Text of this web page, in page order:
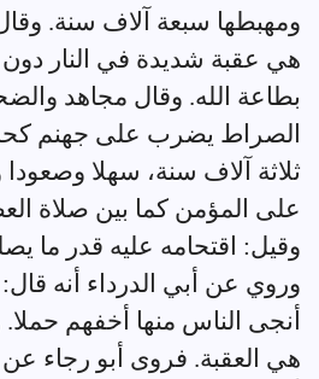
ومهبطها سبعة آلاف سنة.
هي عقبة شديدة في النار دون
بطاعة الله. وقال مجاهد
الصراط يضرب على جهنم
ثلاثة آلاف سنة، سهلا وصعودا
على المؤمن كما بين صلاة
وقيل: اقتحامه عليه قدر ما
وروي عن أبي الدرداء أنه قال:
أنجى الناس منها أخفهم حملا.
هي العقبة. فروى أبو رجاء